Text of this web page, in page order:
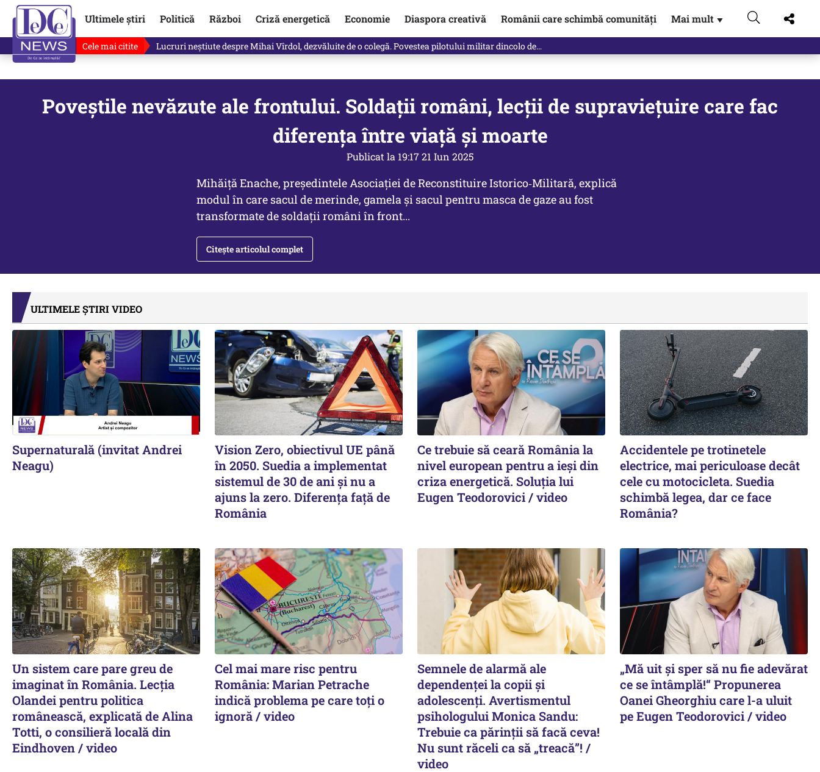
Ultimele știri Politică Război Criză energetică Economie Diaspora creativă Românii care schimbă comunități Mai mult ▼
Cele mai citite „Mă uit și sper să nu fie adevărat ce se întâmplă!“ Propunerea Oanei Gheorghiu care l-a uluit pe Eugen…
Poveștile nevăzute ale frontului. Soldaţii români, lecţii de supravieţuire care fac
diferenţa între viaţă şi moarte
Publicat la 19:17 21 Iun 2025
Mihăiţă Enache, preşedintele Asociaţiei de Reconstituire Istorico‑Militară, explică
modul în care sacul de merinde, gamela și sacul pentru masca de gaze au fost
transformate de soldații români în front...
Citește articolul complet
ULTIMELE ȘTIRI VIDEO
Supernaturală (invitat Andrei
Neagu)
Vision Zero, obiectivul UE până
în 2050. Suedia a implementat
sistemul de 30 de ani şi nu a
ajuns la zero. Diferenţa faţă de
România
Ce trebuie să ceară România la
nivel european pentru a ieși din
criza energetică. Soluția lui
Eugen Teodorovici / video
Accidentele pe trotinetele
electrice, mai periculoase decât
cele cu motocicleta. Suedia
schimbă legea, dar ce face
România?
Un sistem care pare greu de
imaginat în România. Lecția
Olandei pentru politica
românească, explicată de Alina
Totti, o consilieră locală din
Eindhoven / video
Cel mai mare risc pentru
România: Marian Petrache
indică problema pe care toți o
ignoră / video
Semnele de alarmă ale
dependenței la copii și
adolescenți. Avertismentul
psihologului Monica Sandu:
Trebuie ca părinții să facă ceva!
Nu sunt răceli ca să „treacă”! /
video
„Mă uit și sper să nu fie adevărat
ce se întâmplă!“ Propunerea
Oanei Gheorghiu care l-a uluit
pe Eugen Teodorovici / video